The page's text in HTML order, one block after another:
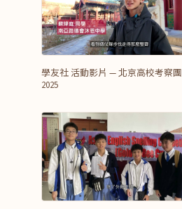
學友社 活動影片 — 北京高校考察團
2025